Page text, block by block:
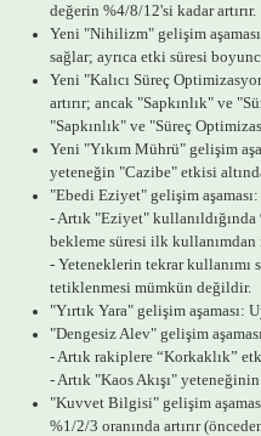
değerin %4/8/12'si kadar artırır.
Yeni "Nihilizm" gelişim
sağlar; ayrıca etki süresi
Yeni "Kalıcı Süreç
artırır; ancak "Sapkınlık" ve
"Sapkınlık" ve "Süreç
Yeni "Yıkım Mührü" gelişim
yeteneğin "Cazibe" etkisi
"Ebedi Eziyet" gelişim aşaması:
- Artık "Eziyet"
bekleme süresi ilk kullanımdan
- Yeteneklerin tekrar kullanımı
tetiklenmesi mümkün değildir.
"Yırtık Yara" gelişim aşaması:
"Dengesiz Alev" gelişim
- Artık rakiplere “Korkaklık”
- Artık "Kaos Akışı"
"Kuvvet Bilgisi" gelişim
%1/2/3 oranında artırır